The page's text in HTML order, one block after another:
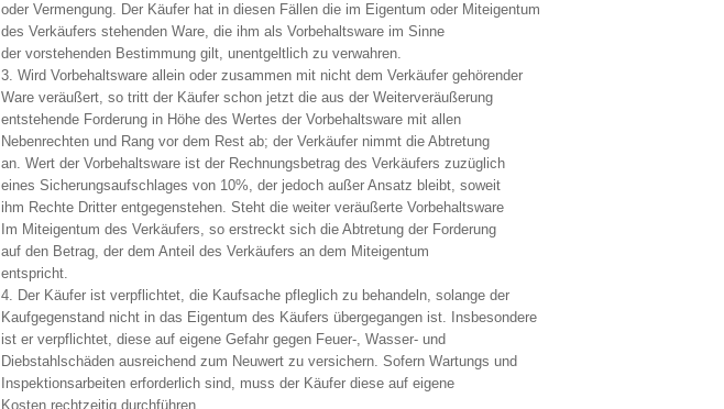
oder Vermengung. Der Käufer hat in diesen Fällen die im Eigentum oder Miteigentum
des Verkäufers stehenden Ware, die ihm als Vorbehaltsware im Sinne
der vorstehenden Bestimmung gilt, unentgeltlich zu verwahren.
3. Wird Vorbehaltsware allein oder zusammen mit nicht dem Verkäufer gehörender
Ware veräußert, so tritt der Käufer schon jetzt die aus der Weiterveräußerung
entstehende Forderung in Höhe des Wertes der Vorbehaltsware mit allen
Nebenrechten und Rang vor dem Rest ab; der Verkäufer nimmt die Abtretung
an. Wert der Vorbehaltsware ist der Rechnungsbetrag des Verkäufers zuzüglich
eines Sicherungsaufschlages von 10%, der jedoch außer Ansatz bleibt, soweit
ihm Rechte Dritter entgegenstehen. Steht die weiter veräußerte Vorbehaltsware
Im Miteigentum des Verkäufers, so erstreckt sich die Abtretung der Forderung
auf den Betrag, der dem Anteil des Verkäufers an dem Miteigentum
entspricht.
4. Der Käufer ist verpflichtet, die Kaufsache pfleglich zu behandeln, solange der
Kaufgegenstand nicht in das Eigentum des Käufers übergegangen ist. Insbesondere
ist er verpflichtet, diese auf eigene Gefahr gegen Feuer-, Wasser- und
Diebstahlschäden ausreichend zum Neuwert zu versichern. Sofern Wartungs und
Inspektionsarbeiten erforderlich sind, muss der Käufer diese auf eigene
Kosten rechtzeitig durchführen.